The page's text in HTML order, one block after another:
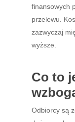
finansowych
przelewu.
zazwyczaj
wyższe.
Co to
Odbiorcy są